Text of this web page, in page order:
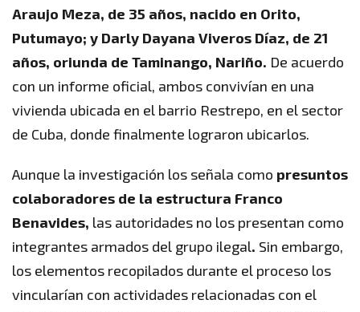
Araujo Meza, de 35 años, nacido en Orito,
Putumayo; y Darly Dayana Viveros Díaz, de 21
años, oriunda de Taminango, Nariño. De acuerdo
con un informe oficial, ambos convivían en una
vivienda ubicada en el barrio Restrepo, en el sector
de Cuba, donde finalmente lograron ubicarlos.
Aunque la investigación los señala como presuntos
colaboradores de la estructura Franco
Benavides, las autoridades no los presentan como
integrantes armados del grupo ilegal. Sin embargo,
los elementos recopilados durante el proceso los
vincularían con actividades relacionadas con el